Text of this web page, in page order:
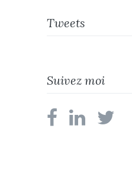
Tweets
Suivez moi
facebooklinkedin